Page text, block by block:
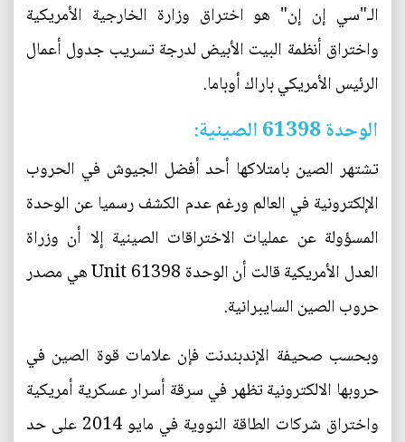
الـ"سي إن إن" هو اختراق وزارة الخارجية الأمريكية
واختراق أنظمة البيت الأبيض لدرجة تسريب جدول أعمال
الرئيس الأمريكي باراك أوباما.
الوحدة 61398 الصينية:
تشتهر الصين بامتلاكها أحد أفضل الجيوش في الحروب
الإلكترونية في العالم ورغم عدم الكشف رسميا عن الوحدة
المسؤولة عن عمليات الاختراقات الصينية إلا أن وزراة
العدل الأمريكية قالت أن الوحدة Unit 61398 هي مصدر
حروب الصين السايبرانية.
وبحسب صحيفة الإندبندنت فإن علامات قوة الصين في
حروبها الالكترونية تظهر في سرقة أسرار عسكرية أمريكية
واختراق شركات الطاقة النووية في مايو 2014 على حد